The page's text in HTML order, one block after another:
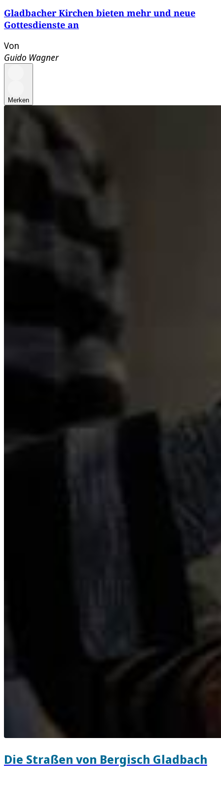
Gladbacher Kirchen bieten mehr und neue
Gottesdienste an
Von
Guido Wagner
Merken
Die Straßen von Bergisch Gladbach